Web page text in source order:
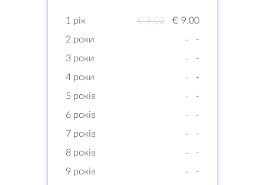
1 рік € 9.02
€ 9.00
2 роки
-
-
3 роки
-
-
4 роки
-
-
5 років
-
-
6 років
-
-
7 років
-
-
8 років
-
-
9 років
-
-